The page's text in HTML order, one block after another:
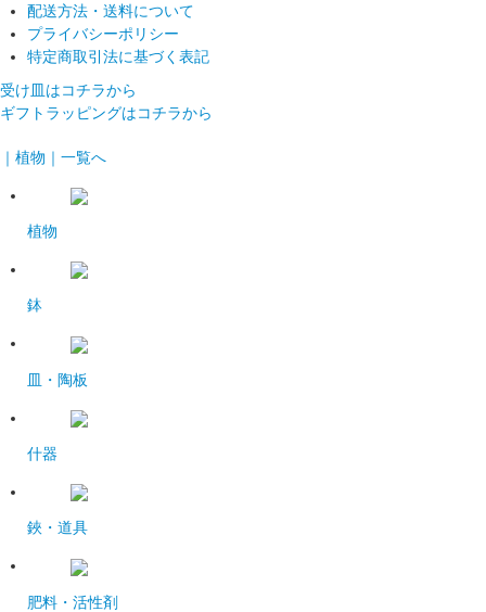
配送方法・送料について
プライバシーポリシー
特定商取引法に基づく表記
受け皿はコチラから
ギフトラッピングはコチラから
｜植物｜一覧へ
植物
鉢
皿・陶板
什器
鋏・道具
肥料・活性剤